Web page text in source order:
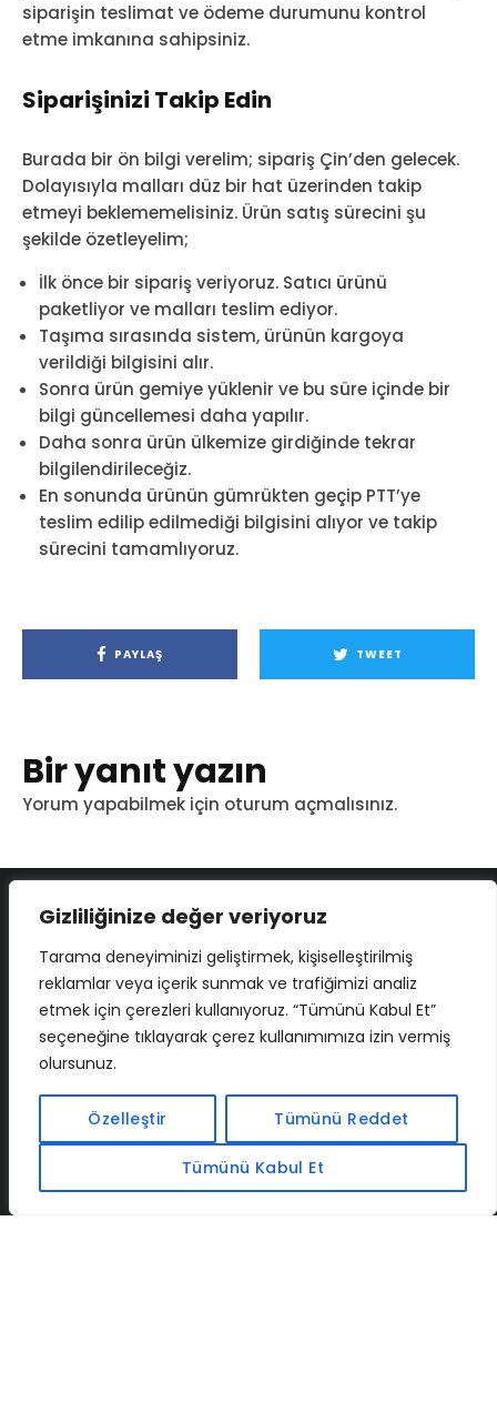
Gizliliğinize değer veriyoruz
Tarama deneyiminizi geliştirmek, kişiselleştirilmiş
reklamlar veya içerik sunmak ve trafiğimizi analiz
etmek için çerezleri kullanıyoruz. “Tümünü Kabul Et”
seçeneğine tıklayarak çerez kullanımımıza izin vermiş
olursunuz.
Özelleştir Tümünü Reddet
Tümünü Kabul Et
siparişin teslimat ve ödeme durumunu kontrol
etme imkanına sahipsiniz.
Siparişinizi Takip Edin
Burada bir ön bilgi verelim; sipariş Çin’den gelecek.
Dolayısıyla malları düz bir hat üzerinden takip
etmeyi beklememelisiniz. Ürün satış sürecini şu
şekilde özetleyelim;
İlk önce bir sipariş veriyoruz. Satıcı ürünü
paketliyor ve malları teslim ediyor.
Taşıma sırasında sistem, ürünün kargoya
verildiği bilgisini alır.
Sonra ürün gemiye yüklenir ve bu süre içinde bir
bilgi güncellemesi daha yapılır.
Daha sonra ürün ülkemize girdiğinde tekrar
bilgilendirileceğiz.
En sonunda ürünün gümrükten geçip PTT’ye
teslim edilip edilmediği bilgisini alıyor ve takip
sürecini tamamlıyoruz.
PAYLAŞ TWEET
Bir yanıt yazın
Yorum yapabilmek için oturum açmalısınız.
İLETIŞIM BAF CADSOFTUSA MAXIMUMPCGUIDES